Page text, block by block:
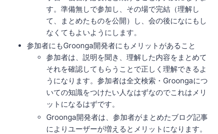
す。準備無しで参加し、その場で完結（理解し
て、まとめたものを公開）し、会の後になにもし
なくてもよいようにします。
参加者にもGroonga開発者にもメリットがあること
参加者は、説明を聞き、理解した内容をまとめて
それを確認してもらうことで正しく理解できるよ
うになります。参加者は全文検索・Groongaにつ
いての知識をつけたい人なはずなのでこれはメリ
ットになるはずです。
Groonga開発者は、参加者がまとめたブログ記事
によりユーザーが増えるとメリットになります。